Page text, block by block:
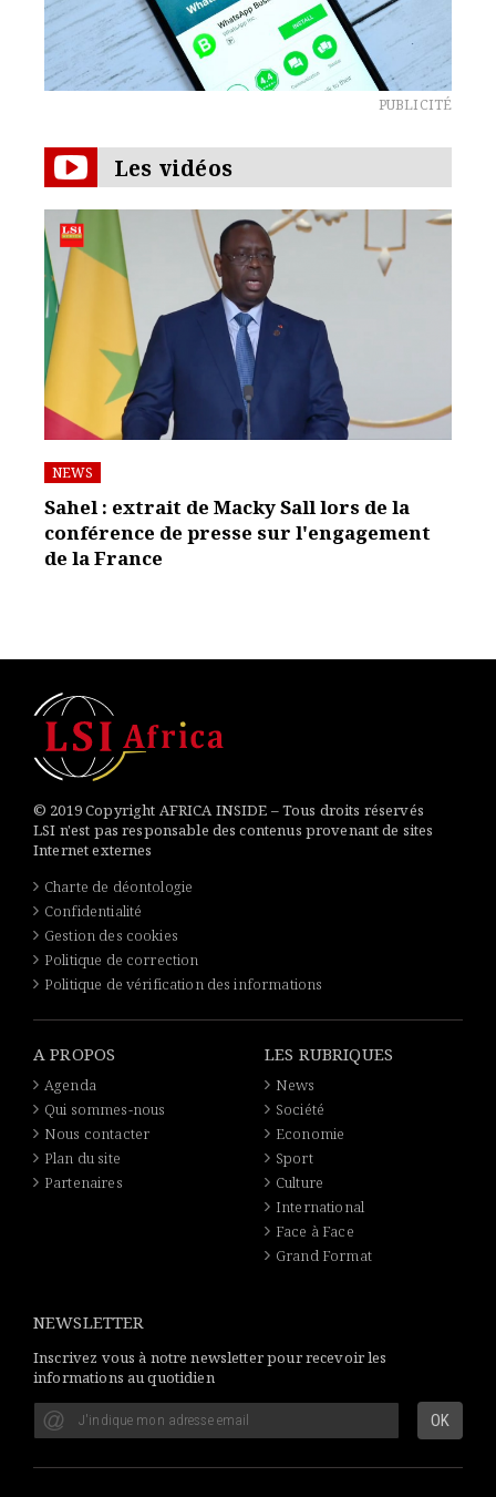
PUBLICITÉ
Les vidéos
NEWS
Sahel : extrait de Macky Sall lors de la
conférence de presse sur l'engagement
de la France
© 2019 Copyright AFRICA INSIDE – Tous droits réservés
LSI n'est pas responsable des contenus provenant de sites
Internet externes
Charte de déontologie
Confidentialité
Gestion des cookies
Politique de correction
Politique de vérification des informations
A PROPOS
Agenda
Qui sommes-nous
Nous contacter
Plan du site
Partenaires
LES RUBRIQUES
News
Société
Economie
Sport
Culture
International
Face à Face
Grand Format
NEWSLETTER
Inscrivez vous à notre newsletter pour recevoir les
informations au quotidien